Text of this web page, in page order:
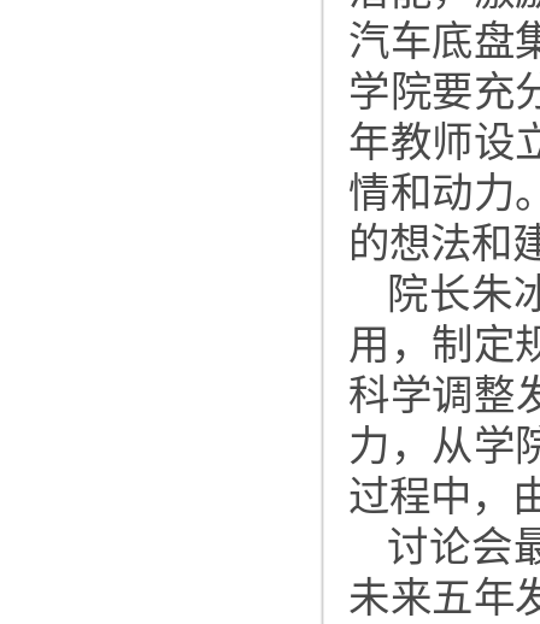
汽车底盘
学院要充
年教师设
情和动力
的想法和
院长朱
用，制定
科学调整
力，从学
过程中，
讨论会
未来五年